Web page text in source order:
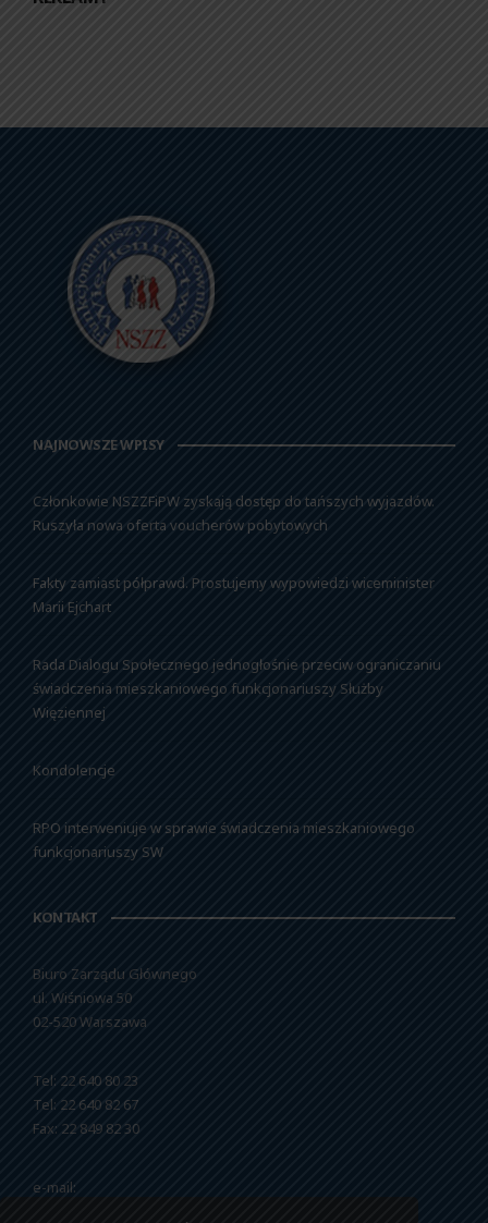
NAJNOWSZE WPISY
Członkowie NSZZFiPW zyskają dostęp do tańszych wyjazdów.
Ruszyła nowa oferta voucherów pobytowych
Fakty zamiast półprawd. Prostujemy wypowiedzi wiceminister
Marii Ejchart
Rada Dialogu Społecznego jednogłośnie przeciw ograniczaniu
świadczenia mieszkaniowego funkcjonariuszy Służby
Więziennej
Kondolencje
RPO interweniuje w sprawie świadczenia mieszkaniowego
funkcjonariuszy SW
KONTAKT
Biuro Zarządu Głównego
ul. Wiśniowa 50
02-520 Warszawa
Tel: 22 640 80 23
Tel: 22 640 82 67
Fax: 22 849 82 30
e-mail: